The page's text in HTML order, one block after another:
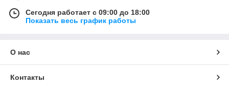
Сегодня работает с 09:00 до 18:00
Показать весь график работы
О нас
Контакты